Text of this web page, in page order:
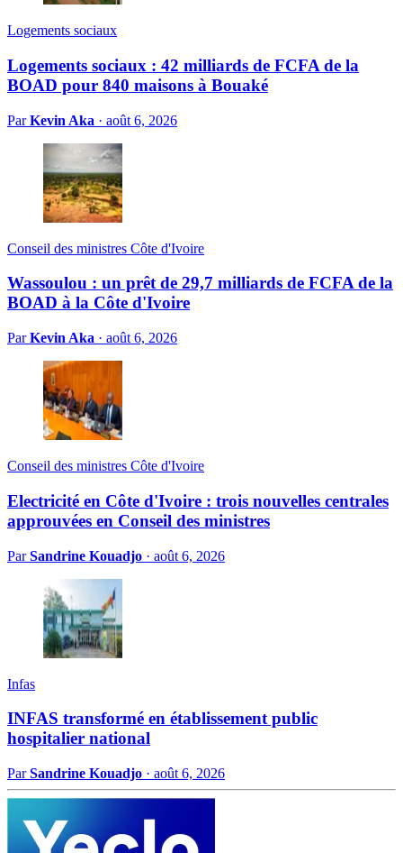
Logements sociaux
Logements sociaux : 42 milliards de FCFA de la
BOAD pour 840 maisons à Bouaké
ParKevin Aka · août 6, 2026
Conseil des ministres Côte d'Ivoire
Wassoulou : un prêt de 29,7 milliards de FCFA de la
BOAD à la Côte d'Ivoire
ParKevin Aka · août 6, 2026
Conseil des ministres Côte d'Ivoire
Electricité en Côte d'Ivoire : trois nouvelles centrales
approuvées en Conseil des ministres
ParSandrine Kouadjo · août 6, 2026
Infas
INFAS transformé en établissement public
hospitalier national
ParSandrine Kouadjo · août 6, 2026